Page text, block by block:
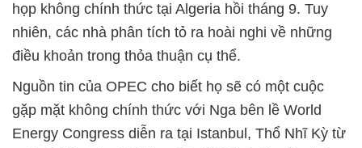
họp không chính thức tại Algeria hồi tháng 9. Tuy
nhiên, các nhà phân tích tỏ ra hoài nghi về những
điều khoản trong thỏa thuận cụ thể.
Nguồn tin của OPEC cho biết họ sẽ có một cuộc
gặp mặt không chính thức với Nga bên lề World
Energy Congress diễn ra tại Istanbul, Thổ Nhĩ Kỳ từ